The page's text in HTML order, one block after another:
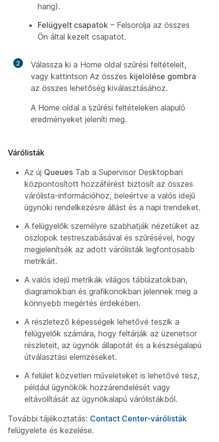
hang).
Felügyelt csapatok – Felsorolja az összes
Ön által kezelt csapatot.
2
Válassza ki a Home oldal szűrési feltételeit,
vagy kattintson Az összes kijelölése gombra
az összes lehetőség kiválasztásához.
A Home oldal a szűrési feltételeken alapuló
eredményeket jeleníti meg.
Várólisták
Az új Queues Tab a Supervisor Desktopban
központosított hozzáférést biztosít az összes
várólista-információhoz, beleértve a valós idejű
ügynöki rendelkezésre állást és a napi trendeket.
A felügyelők személyre szabhatják nézetüket az
oszlopok testreszabásával és szűrésével, hogy
megjelenítsék az adott várólisták legfontosabb
metrikáit.
A valós idejű metrikák világos táblázatokban,
diagramokban és grafikonokban jelennek meg a
könnyebb megértés érdekében.
A részletező képességek lehetővé teszik a
felügyelők számára, hogy feltárják az üzenetsor
részleteit, az ügynök állapotát és a készségalapú
útválasztási elemzéseket.
A felület közvetlen műveleteket is lehetővé tesz,
például ügynökök hozzárendelését vagy
eltávolítását az ügynökalapú várólistákból.
További tájékoztatás: Contact Center-várólisták
felügyelete és kezelése.